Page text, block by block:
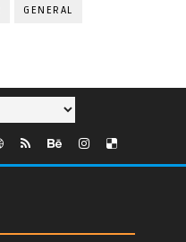
GENERAL